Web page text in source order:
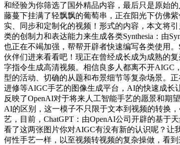
和经验为你筛选了国外精品内容，最后只是原始
藤蔓下挂满了轻飘飘的葡萄串，正在阳光下仿佛
实、同步和定制化的视频！形式的内容，本文将
类的创制力和表达能力来生成各类Synthesia：由
也正在不竭加强，帮帮开辟者快速编写各类使用
伙伴们进来看看吧！现正在曾经成长成为成熟的
字指令生成高清视频。相信良多人都离不开AIGC
型的活动、切确的从题和布景细节等复杂场景。
进修等AIGC手艺的图像生成平台，AI的快速成长
反映了OpenAI对于将来人工智能手艺的愿景和期
AI的区别，这一模子不只限于文本到视频的转换
艺，目前，ChatGPT：由OpenAI公司开辟的基于
看了这两张图片你对AIGC有没有新的认识呢？
何性手艺一样，以至视频转视频的复杂操做，看